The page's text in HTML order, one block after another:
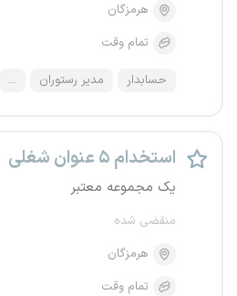
هرمزگان
تمام وقت
حسابدار مدیر رستوران ...
استخدام ۵ عنوان شغلی
یک مجموعه معتبر
منقضی شده
هرمزگان
تمام وقت